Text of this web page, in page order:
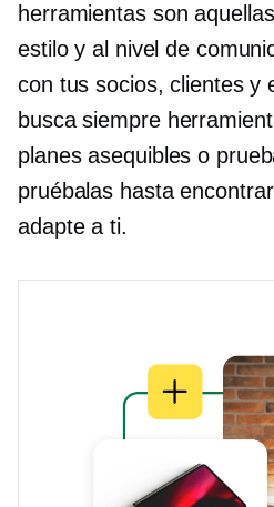
herramientas son
estilo y al nivel de
con tus socios, clientes y
busca siempre
planes asequibles o
pruébalas hasta
adapte a ti.